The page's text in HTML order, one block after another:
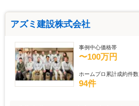
アズミ建設株式会社
事例中心価格帯
〜100万円
ホームプロ累計成約件数
94件